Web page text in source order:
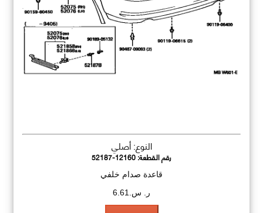
النوع: أصلي
رقم القطعة:52187-12160
قاعدة صدام خلفي
ر. س.6.61